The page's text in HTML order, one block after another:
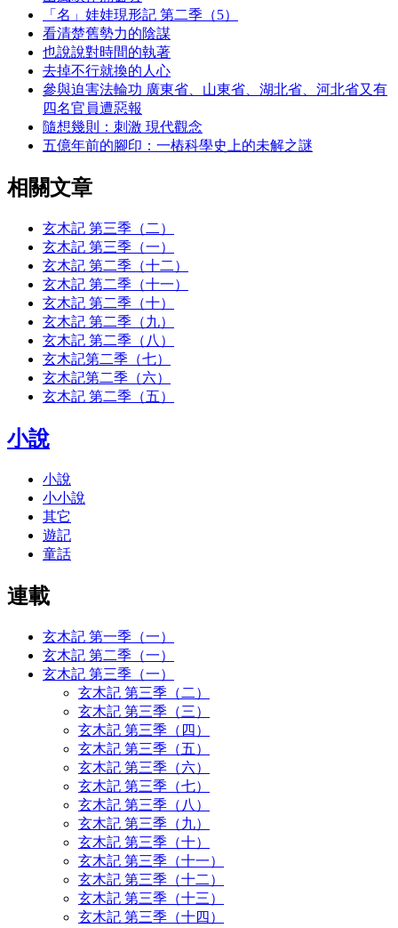
「名」娃娃現形記 第二季（5）
看清楚舊勢力的陰謀
也說說對時間的執著
去掉不行就換的人心
參與迫害法輪功 廣東省、山東省、湖北省、河北省又有
四名官員遭惡報
隨想幾則：刺激 現代觀念
五億年前的腳印：一樁科學史上的未解之謎
相關文章
玄木記 第三季（二）
玄木記 第三季（一）
玄木記 第二季（十二）
玄木記 第二季（十一）
玄木記 第二季（十）
玄木記 第二季（九）
玄木記 第二季（八）
玄木記第二季（七）
玄木記第二季（六）
玄木記 第二季（五）
小說
小說
小小說
其它
遊記
童話
連載
玄木記 第一季（一）
玄木記 第二季（一）
玄木記 第三季（一）
玄木記 第三季（二）
玄木記 第三季（三）
玄木記 第三季（四）
玄木記 第三季（五）
玄木記 第三季（六）
玄木記 第三季（七）
玄木記 第三季（八）
玄木記 第三季（九）
玄木記 第三季（十）
玄木記 第三季（十一）
玄木記 第三季（十二）
玄木記 第三季（十三）
玄木記 第三季（十四）